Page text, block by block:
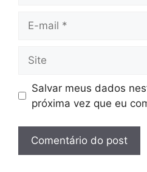
mail
Salvar meus dados
próxima vez que eu